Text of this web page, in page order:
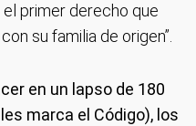
primer derecho que
su familia de origen”.
en un lapso de 180
marca el Código), los